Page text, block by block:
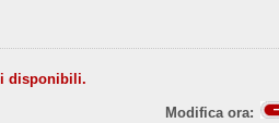
disponibili.
Modifica ora: